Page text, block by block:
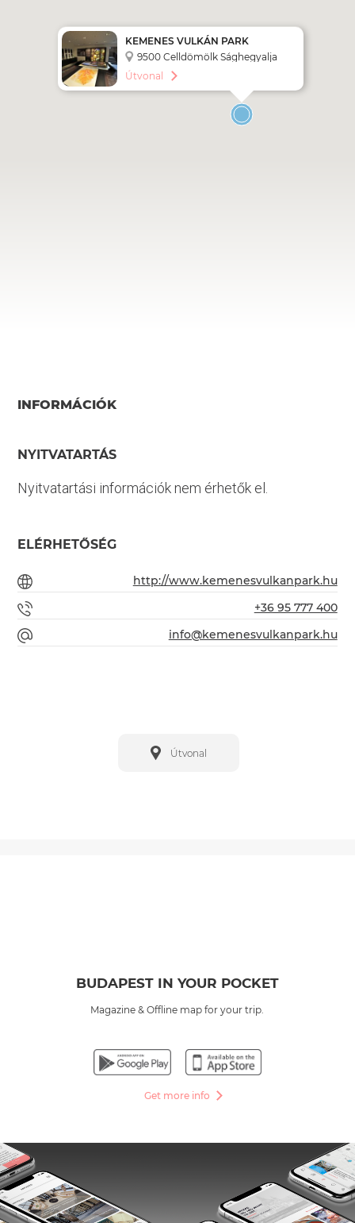
KEMENES VULKÁN PARK
9500 Celldömölk Sághegyalja
körút 1.
Útvonal
INFORMÁCIÓK
NYITVATARTÁS
Nyitvatartási információk nem érhetők el.
ELÉRHETŐSÉG
http://www.kemenesvulkanpark.hu
+36 95 777 400
info@kemenesvulkanpark.hu
Útvonal
BUDAPEST IN YOUR POCKET
Magazine & Offline map for your trip.
Get more info